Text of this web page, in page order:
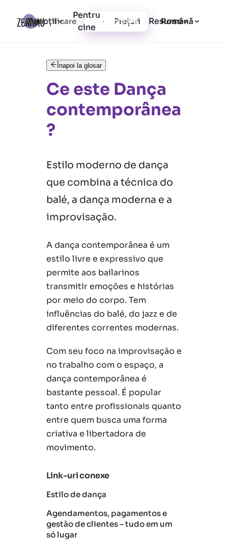
Funcții
Pentru
cine
Prețuri Resurse
Autentificare Înregistrare Română
Înapoi la glosar
Ce este Dança
contemporânea
?
Estilo moderno de dança
que combina a técnica do
balé, a dança moderna e a
improvisação.
A dança contemporânea é um
estilo livre e expressivo que
permite aos bailarinos
transmitir emoções e histórias
por meio do corpo. Tem
influências do balé, do jazz e de
diferentes correntes modernas.
Com seu foco na improvisação e
no trabalho com o espaço, a
dança contemporânea é
bastante pessoal. É popular
tanto entre profissionais quanto
entre quem busca uma forma
criativa e libertadora de
movimento.
Link-uri conexe
Estilo de dança
Agendamentos, pagamentos e
gestão de clientes – tudo em um
só lugar